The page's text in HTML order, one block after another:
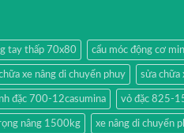
tay thấp 70x80 cẩu móc động cơ
xe nâng di chuyển phuy sửa chữa
đặc 700-12casumina vỏ đặc 825-
nâng 1500kg xe nâng di chuyển